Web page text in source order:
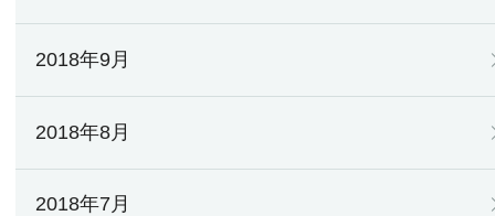
2018年9月
2018年8月
2018年7月